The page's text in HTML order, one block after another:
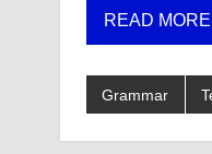
READ MORE
Grammar